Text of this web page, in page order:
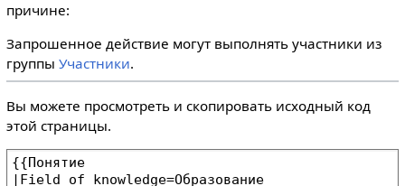
причине:
Запрошенное действие могут выполнять участники из
группы Участники.
Вы можете просмотреть и скопировать исходный код
этой страницы.